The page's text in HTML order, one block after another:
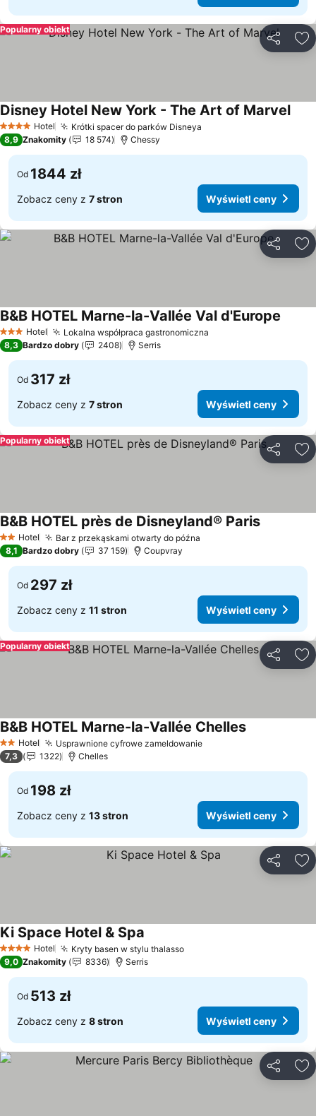
Popularny obiekt
4 KategoriaHotel Krótki spacer do parków Disneya
Disney Hotel New York - The Art of Marvel
8,9 Znakomity 18 574 Chessy
Od 1844 zł
Zobacz ceny z 7 stron Wyświetl ceny
3 Kategoria
Hotel Lokalna współpraca gastronomiczna
B&B HOTEL Marne-la-Vallée Val d'Europe
8,3 Bardzo dobry 2408 Serris
Od 317 zł
Zobacz ceny z 7 stron Wyświetl ceny
Popularny obiekt
2 Kategoria
Hotel Bar z przekąskami otwarty do późna
B&B HOTEL près de Disneyland® ParisWyświetl
8,1 Bardzo dobry 37 159 Coupvray
Od 297 zł
Zobacz ceny z 11 stron Wyświetl ceny
Popularny obiekt
2 Kategoria
Hotel Usprawnione cyfrowe zameldowanieWyświetl ceny
B&B HOTEL Marne-la-Vallée ChellesWyświetl
7,3 1322 Chelles
Od 198 zł
Zobacz ceny z 13 stron Wyświetl ceny
4 KategoriaHotel Kryty basen w stylu thalassoWyświetl ceny
Ki Space Hotel & Spa
9,0 Znakomity 8336 Serris
Od 513 zł
Zobacz ceny z 8 stron Wyświetl ceny